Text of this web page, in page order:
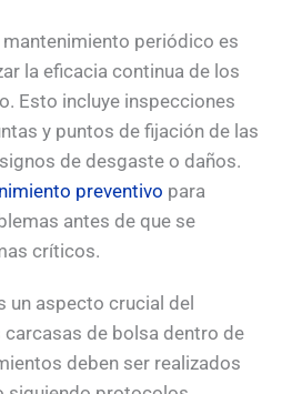
mantenimiento periódico es
la eficacia continua de los
Esto incluye inspecciones
y puntos de fijación de las
de desgaste o daños.
preventivo para
antes de que se
críticos.
un aspecto crucial del
de bolsa dentro de
deben ser realizados